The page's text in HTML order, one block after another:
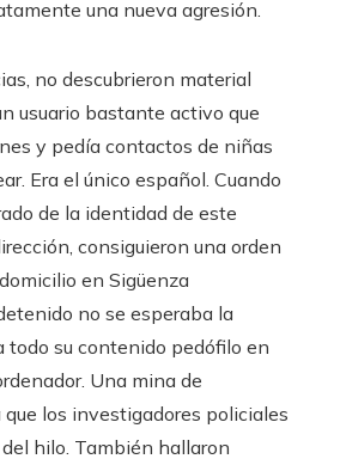
una nueva agresión.
no descubrieron material
usuario bastante activo que
y pedía contactos de niñas
Era el único español. Cuando
de la identidad de este
consiguieron una orden
en Sigüenza
no se esperaba la
todo su contenido pedófilo en
Una mina de
los investigadores policiales
hilo. También hallaron